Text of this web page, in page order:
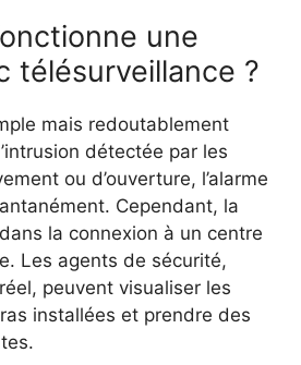
une
télésurveillance ?
mais redoutablement
détectée par les
ou d’ouverture, l’alarme
Cependant, la
la connexion à un centre
Les agents de sécurité,
peuvent visualiser les
installées et prendre des